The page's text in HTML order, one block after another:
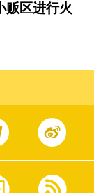
贩区进行火